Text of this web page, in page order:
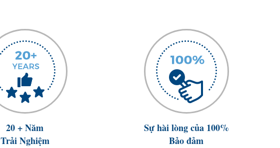
20 + Năm
Trải Nghiệm
Sự hài lòng của 100%
Bảo đảm